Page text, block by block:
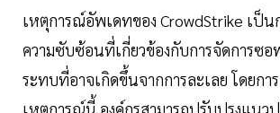
เหตุการณ์อัพเดทของ CrowdStrike เป็น
ความซับซ้อนที่เกี่ยวข้องกับการจัดการซ
ระทบที่อาจเกิดขึ้นจากการละเลย โดยกา